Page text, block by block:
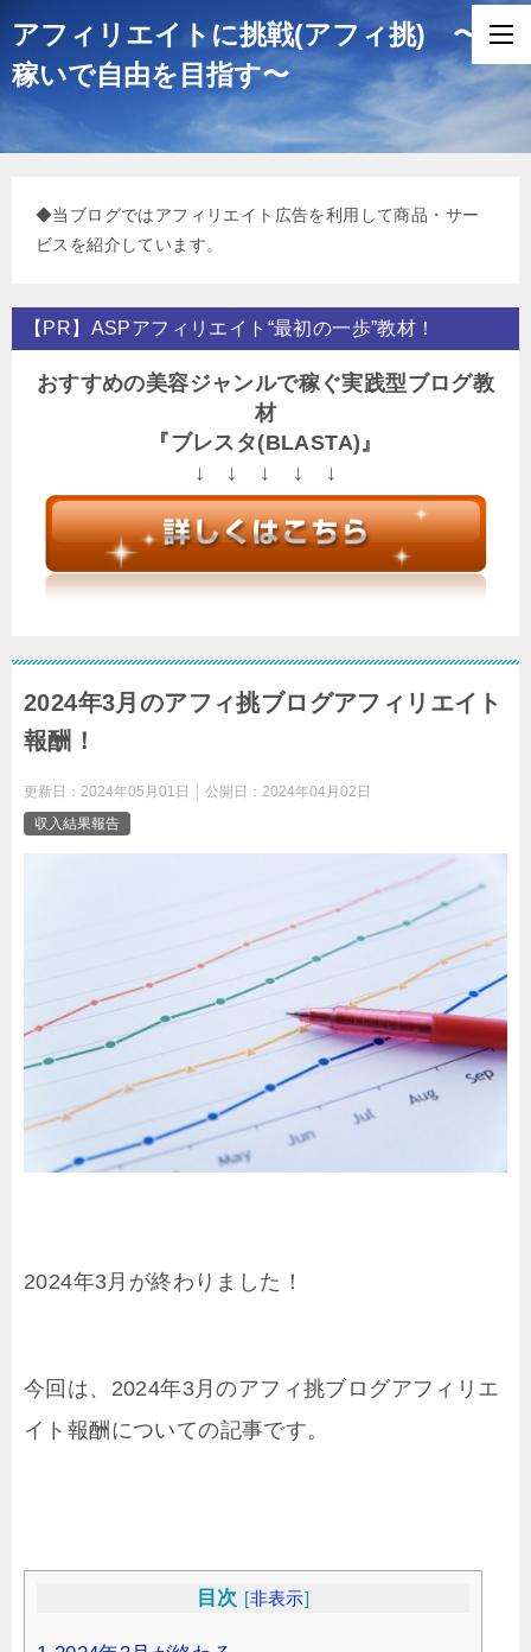
アフィリエイトに挑戦(アフィ挑) 〜
稼いで自由を目指す〜
◆当ブログではアフィリエイト広告を利用して商品・サー
ビスを紹介しています。
【PR】ASPアフィリエイト“最初の一歩”教材！
おすすめの美容ジャンルで稼ぐ実践型ブログ教
材
『ブレスタ(BLASTA)』
↓ ↓ ↓ ↓ ↓
2024年3月のアフィ挑ブログアフィリエイト
報酬！
更新日： 2024年05月01日 公開日： 2024年04月02日
収入結果報告
2024年3月が終わりました！
今回は、2024年3月のアフィ挑ブログアフィリエ
イト報酬についての記事です。
目次 [非表示]